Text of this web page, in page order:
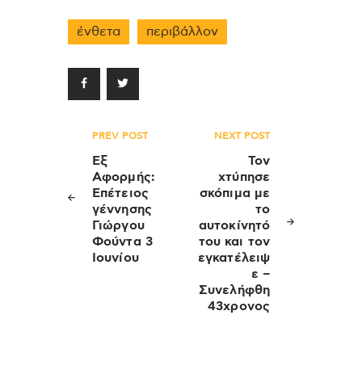
ένθετα περιβάλλον
Πλοήγηση
άρθρων
PREV POST
Εξ
Αφορμής:
Επέτειος
γέννησης
Γιώργου
Φούντα 3
Ιουνίου
NEXT POST
Τον
χτύπησε
σκόπιμα με
το
αυτοκίνητό
του και τον
εγκατέλειψ
ε –
Συνελήφθη
43χρονος